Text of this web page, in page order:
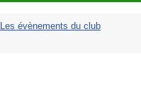
Les évènements du club